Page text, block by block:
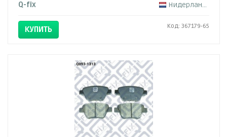
Q-fix
Нидерланды
КУПИТЬ Код: 367179-65